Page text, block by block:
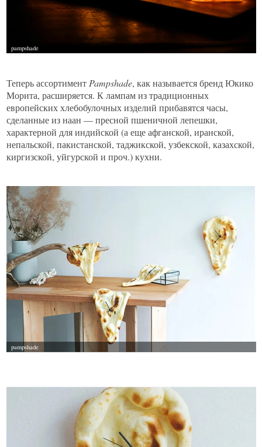
Теперь ассортимент Pampshade, как называется бренд Юкико
Морита, расширяется. К лампам из традиционных
европейских хлебобулочных изделий прибавятся часы,
сделанные из наан — пресной пшеничной лепешки,
характерной для индийской (а еще афганской, иранской,
непальской, пакистанской, таджикской, узбекской, казахской,
киргизской, уйгурской и проч.) кухни.